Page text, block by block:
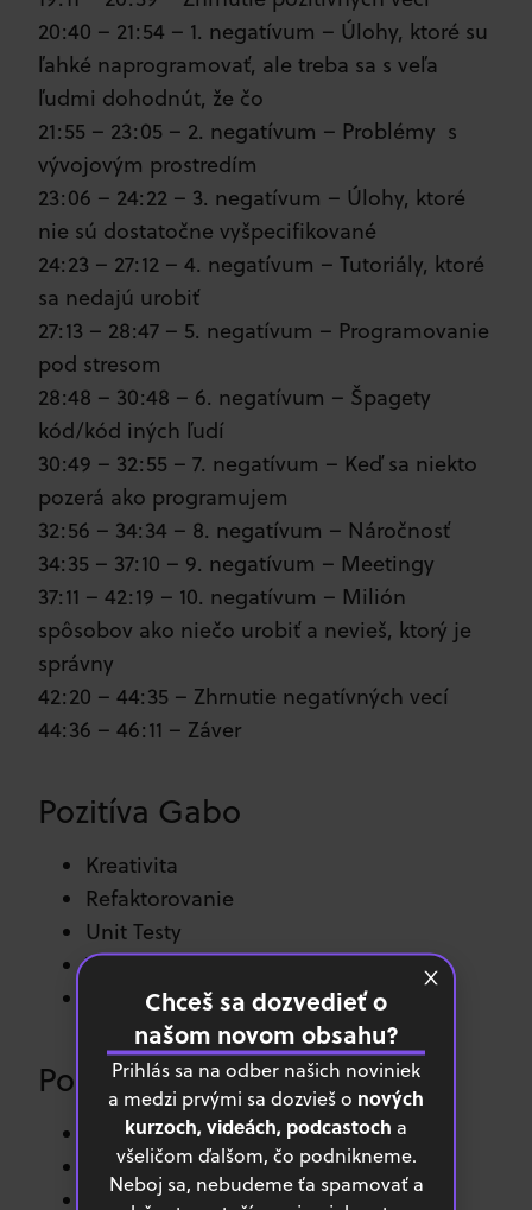
20:40 – 21:54 – 1. negatívum – Úlohy, ktoré su
ľahké naprogramovať, ale treba sa s veľa
ľudmi dohodnút, že čo
21:55 – 23:05 – 2. negatívum – Problémy s
vývojovým prostredím
23:06 – 24:22 – 3. negatívum – Úlohy, ktoré
nie sú dostatočne vyšpecifikované
24:23 – 27:12 – 4. negatívum – Tutoriály, ktoré
sa nedajú urobiť
27:13 – 28:47 – 5. negatívum – Programovanie
pod stresom
28:48 – 30:48 – 6. negatívum – Špagety
kód/kód iných ľudí
30:49 – 32:55 – 7. negatívum – Keď sa niekto
pozerá ako programujem
32:56 – 34:34 – 8. negatívum – Náročnosť
34:35 – 37:10 – 9. negatívum – Meetingy
37:11 – 42:19 – 10. negatívum – Milión
spôsobov ako niečo urobiť a nevieš, ktorý je
správny
42:20 – 44:35 – Zhrnutie negatívných vecí
44:36 – 46:11 – Záver
Pozitíva Gabo
Kreativita
Refaktorovanie
Unit Testy
Výsledok
Návrh softvéru
Pozitíva Kubo
Riešenie od základov
Analytické úlohy
Debugovanie
Chceš sa dozvedieť o
našom novom obsahu?
Prihlás sa na odber našich noviniek
a medzi prvými sa dozvieš o nových
kurzoch, videách, podcastoch a
všeličom ďalšom, čo podnikneme.
Neboj sa, nebudeme ťa spamovať a